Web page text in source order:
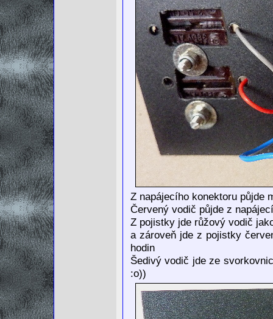
Z napájecího konektoru půjde
Červený vodič půjde z
Z pojistky jde růžový vodič
a zároveň jde z pojistky
hodin
Šedivý vodič jde ze
:o))